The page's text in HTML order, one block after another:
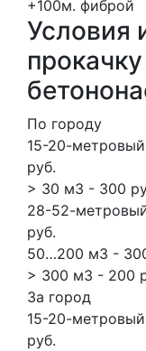
+100м. фиброй
Условия
По городу
15-20-
руб.
> 30 м3 - 300
28-52-
руб.
50…200 м3 -
> 300 м3 - 200
За город
15-20-
руб.